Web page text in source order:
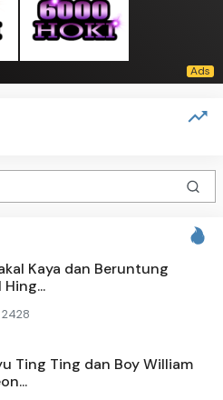
Kaya dan Beruntung
2428
Ting Ting dan Boy William